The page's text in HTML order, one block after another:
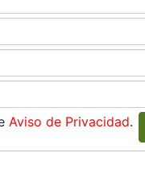
Aviso de Privacidad.